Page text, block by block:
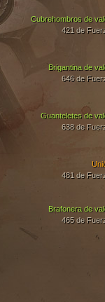
Brigantina de
646 de
Guanteletes de
638 de
Cubrehombros de
421 de
Brafonera de
465 de
481 de